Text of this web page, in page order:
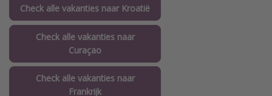
Check alle vakanties naar Kroatië
Check alle vakanties naar
Curaçao
Check alle vakanties naar
Frankrijk